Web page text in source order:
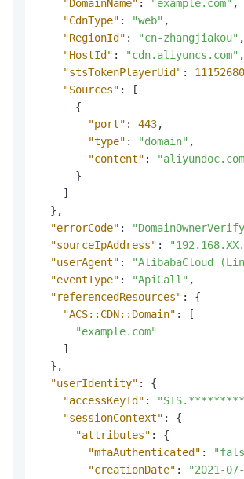
"DomainName" : "example.com" ,
"CdnType" : "web" ,
"RegionId" : "cn-zhangjiakou" ,
"HostId" : "cdn.aliyuncs.com" ,
"stsTokenPlayerUid" :
"Sources" :
[
{
"port" : 443,
"type" : "domain" ,
"content" :
}
]
} ,
"errorCode" :
"sourceIpAddress" :
"userAgent" :
"AlibabaCloud
"eventType" : "ApiCall" ,
"referencedResources" :
{
"ACS::CDN::Domain" :
[
"example.com"
]
} ,
"userIdentity" :
{
"accessKeyId" :
"sessionContext" :
{
"attributes" :
{
"mfaAuthenticated" :
"creationDate" :
"2021-